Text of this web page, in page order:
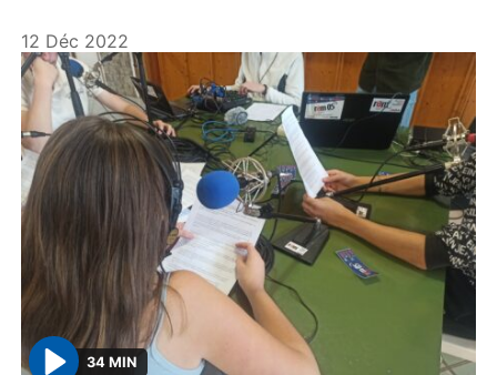
12 Déc 2022
34 MIN